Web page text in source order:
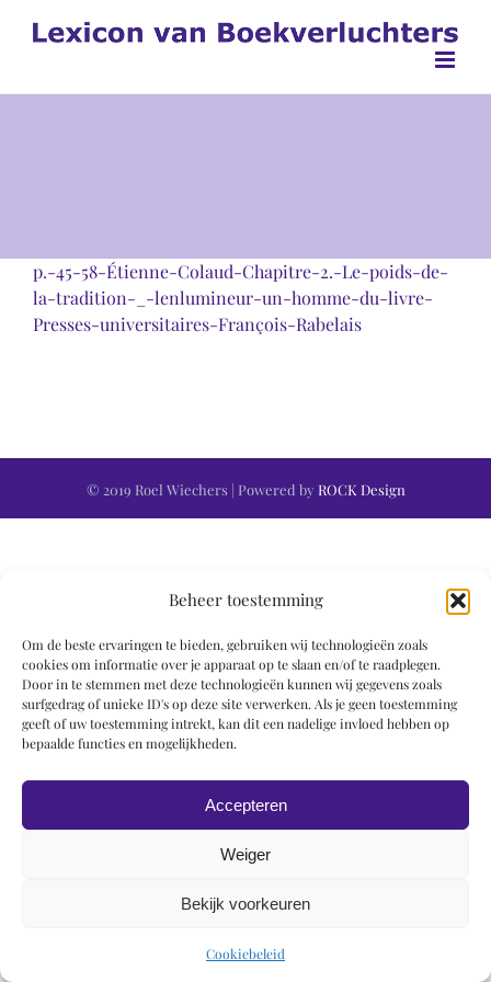
Beheer toestemming
Om de beste ervaringen te bieden, gebruiken wij technologieën zoals
cookies om informatie over je apparaat op te slaan en/of te raadplegen.
Door in te stemmen met deze technologieën kunnen wij gegevens zoals
surfgedrag of unieke ID's op deze site verwerken. Als je geen toestemming
geeft of uw toestemming intrekt, kan dit een nadelige invloed hebben op
bepaalde functies en mogelijkheden.
Accepteren
Weiger
Bekijk voorkeuren
Cookiebeleid
naar
p.-45-58-Étienne-Colaud-Chapitre-2.-Le-poids-de-
la-tradition-_-lenlumineur-un-homme-du-livre-
Presses-universitaires-François-Rabelais
© 2019 Roel Wiechers | Powered by ROCK Design